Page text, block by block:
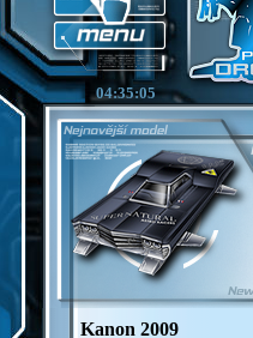
04:35:05
Kanon 2009